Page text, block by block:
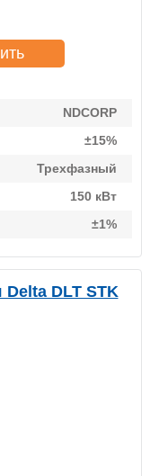
NDCORP
±15%
Трехфазный
150 кВт
±1%
DLT STK